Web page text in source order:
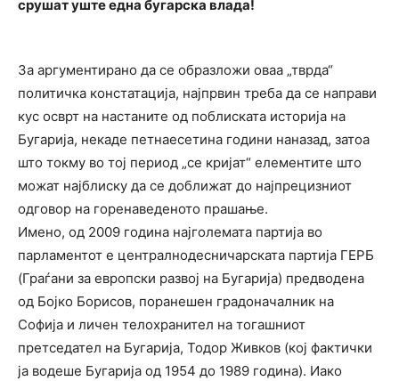
срушат уште една бугарска влада!
За аргументирано да се образложи оваа „тврда“
политичка констатација, најпрвин треба да се направи
кус осврт на настаните од поблиската историја на
Бугарија, некаде петнаесетина години наназад, затоа
што токму во тој период „се кријат“ елементите што
можат најблиску да се доближат до најпрецизниот
одговор на горенаведеното прашање.
Имено, од 2009 година најголемата партија во
парламентот е централнодесничарската партија ГЕРБ
(Граѓани за европски развој на Бугарија) предводена
од Бојко Борисов, поранешен градоначалник на
Софија и личен телохранител на тогашниот
претседател на Бугарија, Тодор Живков (кој фактички
ја водеше Бугарија од 1954 до 1989 година). Иако